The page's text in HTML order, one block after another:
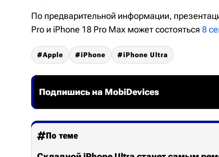
По предварительной информации,
Pro и iPhone 18 Pro Max может состояться 8
Apple iPhone iPhone Ultra
Подпишись на MobiDevices
По теме